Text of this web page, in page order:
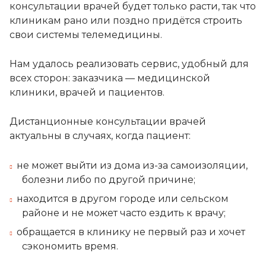
консультации врачей будет только расти, так что
клиникам рано или поздно придётся строить
свои системы телемедицины.
Нам удалось реализовать сервис, удобный для
всех сторон: заказчика — медицинской
клиники, врачей и пациентов.
Дистанционные консультации врачей
актуальны в случаях, когда пациент:
не может выйти из дома из-за самоизоляции,
болезни либо по другой причине;
находится в другом городе или сельском
районе и не может часто ездить к врачу;
обращается в клинику не первый раз и хочет
сэкономить время.